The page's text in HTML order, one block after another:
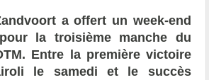
a offert un week-end
la troisième manche du
Entre la première victoire
le samedi et le succès